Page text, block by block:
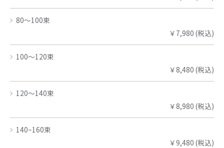
80～100束
￥7,980 (税込)
100～120束
￥8,480 (税込)
120～140束
￥8,980 (税込)
140~160束
￥9,480 (税込)